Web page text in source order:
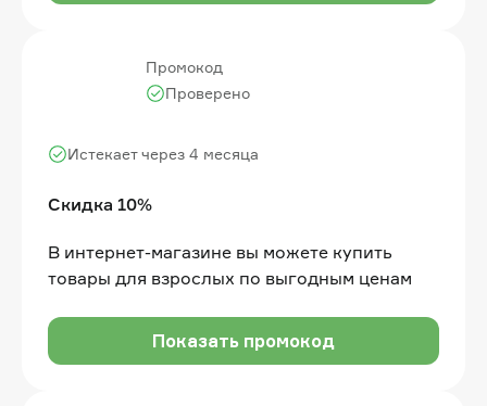
Промокод
Скидка 10%
Истекает через 4 месяца
Проверено
В интернет-магазине вы можете купить
товары для взрослых по выгодным ценам
Показать промокод